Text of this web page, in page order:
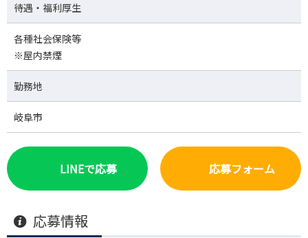
待遇・福利厚生
各種社会保険等
※屋内禁煙
勤務地
岐阜市
LINEで応募 応募フォーム
応募情報